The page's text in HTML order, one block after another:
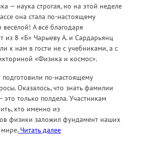
— наука строгая, но на этой неделе
она стала по-настоящему
А всё благодаря
из 8 «Б» Чарыеву А. и Сардарьянц
к нам в гости не с учебниками, а с
«Физика и космос».
подготовили по-настоящему
Оказалось, что знать фамилии
это только полдела. Участникам
кто именно из
физики заложил фундамент наших
Читать далее